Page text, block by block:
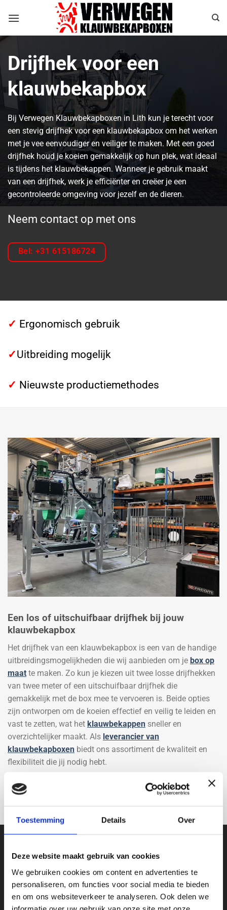
Toestemming Details Over
Deze website maakt gebruik van cookies
We gebruiken cookies om content en advertenties te
personaliseren, om functies voor social media te bieden
en om ons websiteverkeer te analyseren. Ook delen we
naar
Drijfhek voor een
klauwbekapbox
Bij Verwegen Klauwbekapboxen in Lith kun je terecht voor
een stevig drijfhek voor een klauwbekapbox om het werken
met je vee eenvoudiger en veiliger te maken. Met een goed
drijfhek houd je koeien gemakkelijk op hun plek, wat ideaal
is tijdens het klauwbekappen. Wanneer je gebruik maakt
van een drijfhek, werk je efficiënter en creëer je een
gecontroleerde omgeving voor jezelf en de dieren.
Neem contact op met ons
Bel: +31 615186724
✓ Ergonomisch gebruik
✓Uitbreiding mogelijk
✓ Nieuwste productiemethodes
Een los of uitschuifbaar drijfhek bij jouw
klauwbekapbox
Het drijfhek van een klauwbekapbox is een van de handige
uitbreidingsmogelijkheden die wij aanbieden om je box op
maat te maken. Zo kun je kiezen uit twee losse drijfhekken
van twee meter of een uitschuifbaar drijfhek die
gemakkelijk met de box mee te vervoeren is. Beide opties
zijn ontworpen om de koeien effectief en veilig te leiden en
vast te zetten, wat het klauwbekappen sneller en
overzichtelijker maakt. Als leverancier van
klauwbekapboxen biedt ons assortiment de kwaliteit en
flexibiliteit die jij nodig hebt.
Neem contact met ons op voor
prijzen